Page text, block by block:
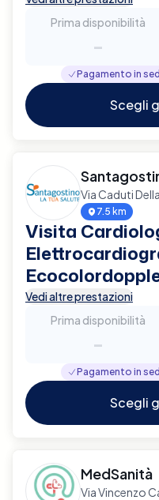
Prima disponibilità
-
Pagamento in
Scegli
Via Caduti
7.5 km
Visita
Vedi altre prestazioni
Prima disponibilità
-
Pagamento in
Scegli
MedSanità
Via Vincenzo